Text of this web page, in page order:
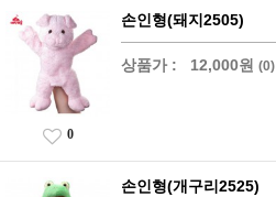
손인형(돼지2505)
상품가 : 12,000원 (0)
0
손인형(개구리2525)